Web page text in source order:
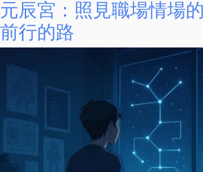
元辰宮：照見職場情場
前行的路